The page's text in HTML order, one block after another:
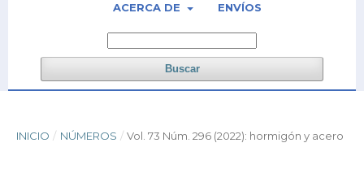
ACERCA DE ENVÍOS
Buscar
INICIO / NÚMEROS / Vol. 73 Núm. 296 (2022): hormigón y acero